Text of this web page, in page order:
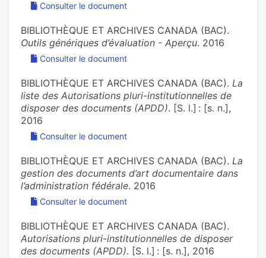
Consulter le document
BIBLIOTHÈQUE ET ARCHIVES CANADA (BAC).
Outils génériques d’évaluation - Aperçu. 2016
Consulter le document
BIBLIOTHÈQUE ET ARCHIVES CANADA (BAC). La
liste des Autorisations pluri-institutionnelles de
disposer des documents (APDD). [S. l.] : [s. n.],
2016
Consulter le document
BIBLIOTHÈQUE ET ARCHIVES CANADA (BAC). La
gestion des documents d’art documentaire dans
l’administration fédérale. 2016
Consulter le document
BIBLIOTHÈQUE ET ARCHIVES CANADA (BAC).
Autorisations pluri-institutionnelles de disposer
des documents (APDD). [S. l.] : [s. n.], 2016